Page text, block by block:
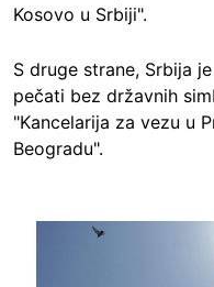
Kosovo u Srbiji".
S druge strane, Srbija
pečati bez državnih
"Kancelarija za vezu u
Beogradu".